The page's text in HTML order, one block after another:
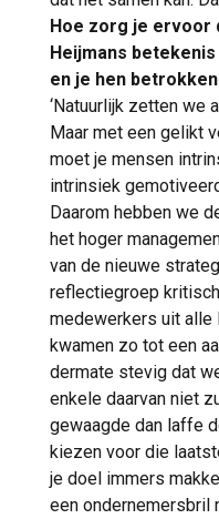
Hoe zorg je ervoor
Heijmans
en je hen
‘Natuurlijk zetten we
Maar met een gelikt
moet je mensen
intrinsiek
Daarom hebben we
het hoger
van de nieuwe
reflectiegroep
medewerkers uit alle
kwamen zo tot een
dermate stevig dat
enkele daarvan niet
gewaagde dan laffe
kiezen voor die
je doel immers
een ondernemersbril